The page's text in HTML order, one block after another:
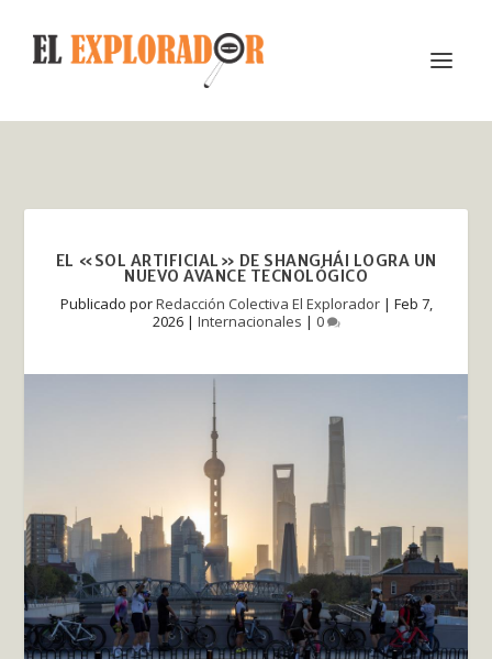
EL «SOL ARTIFICIAL» DE SHANGHÁI LOGRA UN
NUEVO AVANCE TECNOLÓGICO
Publicado porRedacción Colectiva El Explorador| Feb 7,
2026| Internacionales | 0